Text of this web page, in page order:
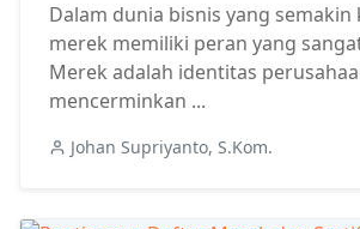
Dalam dunia bisnis yang
merek memiliki peran yang
Merek adalah identitas
mencerminkan ...
Johan Supriyanto, S.Kom.